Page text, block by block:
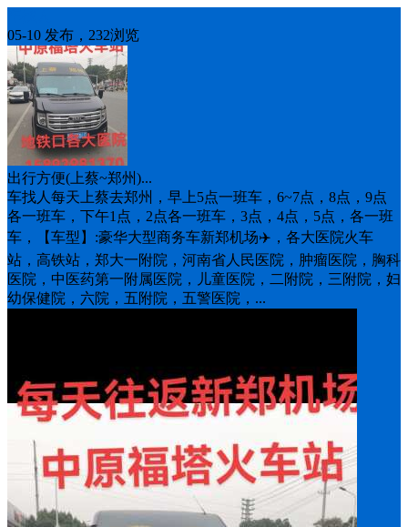
05-10 发布，232浏览
出行方便(上蔡~郑州)...
车找人每天上蔡去郑州，早上5点一班车，6~7点，8点，9点
各一班车，下午1点，2点各一班车，3点，4点，5点，各一班
车，【车型】:豪华大型商务车新郑机场✈️，各大医院火车
站，高铁站，郑大一附院，河南省人民医院，肿瘤医院，胸科
医院，中医药第一附属医院，儿童医院，二附院，三附院，妇
幼保健院，六院，五附院，五警医院，...